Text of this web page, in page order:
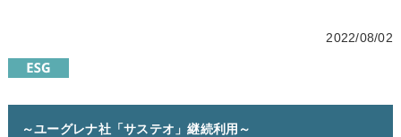
2022/08/02
～ユーグレナ社「サステオ」継続利用～